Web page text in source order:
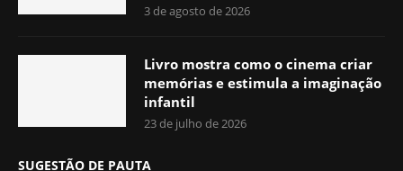
3 de agosto de 2026
Livro mostra como o cinema criar
memórias e estimula a imaginação
infantil
23 de julho de 2026
SUGESTÃO DE PAUTA